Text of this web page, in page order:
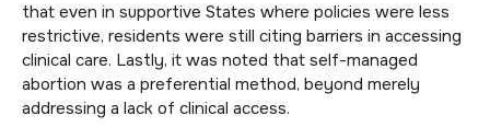
that even in supportive States where policies were less
restrictive, residents were still citing barriers in accessing
clinical care. Lastly, it was noted that self-managed
abortion was a preferential method, beyond merely
addressing a lack of clinical access.